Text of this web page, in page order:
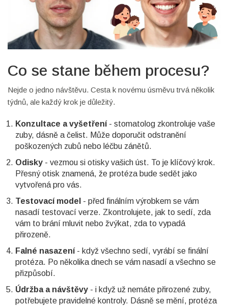
Co se stane během procesu?
Nejde o jedno návštěvu. Cesta k novému úsměvu trvá několik
týdnů, ale každý krok je důležitý.
Konzultace a vyšetření- stomatolog zkontroluje vaše
zuby, dásně a čelist. Může doporučit odstranění
poškozených zubů nebo léčbu zánětů.
Odisky - vezmou si otisky vašich úst. To je klíčový krok.
Přesný otisk znamená, že protéza bude sedět jako
vytvořená pro vás.
Testovací model - před finálním výrobkem se vám
nasadí testovací verze. Zkontrolujete, jak to sedí, zda
vám to brání mluvit nebo žvýkat, zda to vypadá
přirozeně.
Falné nasazení- když všechno sedí, vyrábí se finální
protéza. Po několika dnech se vám nasadí a všechno se
přizpůsobí.
Údržba a návštěvy - i když už nemáte přirozené zuby,
potřebujete pravidelné kontroly. Dásně se mění, protéza